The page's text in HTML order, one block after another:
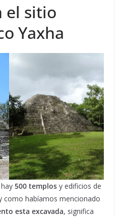
el sitio
Yaxha
500 templos y edificios de
como habíamos mencionado
esta excavada, significa